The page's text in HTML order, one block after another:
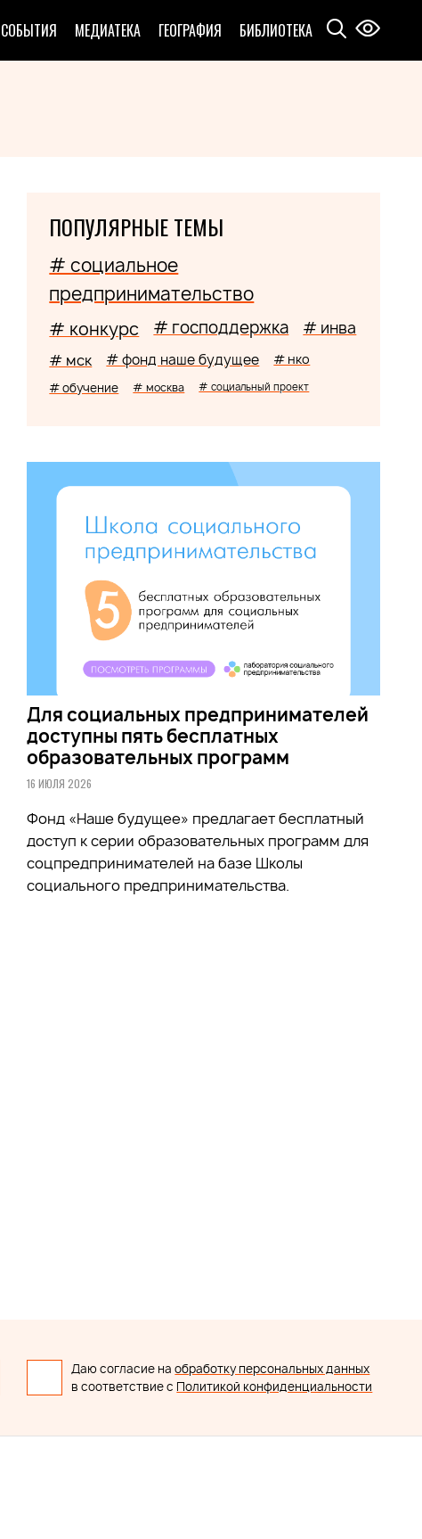
СОБЫТИЯ МЕДИАТЕКА ГЕОГРАФИЯ БИБЛИОТЕКА
ПОПУЛЯРНЫЕ ТЕМЫ
# социальное
предпринимательство
# конкурс # господдержка # инва
# мск # фонд наше будущее # нко
# обучение # москва # социальный проект
Для социальных предпринимателей
доступны пять бесплатных
образовательных программ
16 ИЮЛЯ 2026
Фонд «Наше будущее» предлагает бесплатный
доступ к серии образовательных программ для
соцпредпринимателей на базе Школы
социального предпринимательства.
Даю согласие наобработку персональных данных
в соответствие с Политикой конфиденциальности